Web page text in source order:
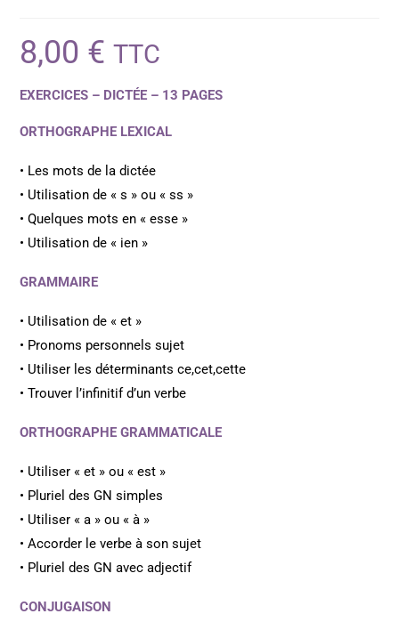
8,00 € TTC
EXERCICES – DICTÉE – 13 PAGES
ORTHOGRAPHE LEXICAL
• Les mots de la dictée
• Utilisation de « s » ou « ss »
• Quelques mots en « esse »
• Utilisation de « ien »
GRAMMAIRE
• Utilisation de « et »
• Pronoms personnels sujet
• Utiliser les déterminants ce,cet,cette
• Trouver l’infinitif d’un verbe
ORTHOGRAPHE GRAMMATICALE
• Utiliser « et » ou « est »
• Pluriel des GN simples
• Utiliser « a » ou « à »
• Accorder le verbe à son sujet
• Pluriel des GN avec adjectif
CONJUGAISON